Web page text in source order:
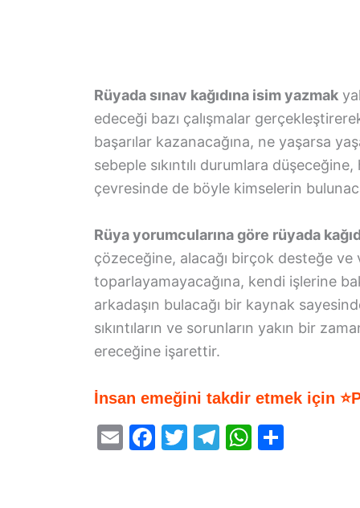
Rüyada sınav kağıdına isim yazmak
edeceği bazı çalışmalar
başarılar kazanacağına, ne yaşarsa
sebeple sıkıntılı durumlara
çevresinde de böyle kimselerin
Rüya yorumcularına göre rüyada
çözeceğine, alacağı birçok desteğe
toparlayamayacağına, kendi işlerine
arkadaşın bulacağı bir kaynak
sıkıntıların ve sorunların yakın bir
ereceğine işarettir.
İnsan emeğini takdir etmek için
E
F
T
T
W